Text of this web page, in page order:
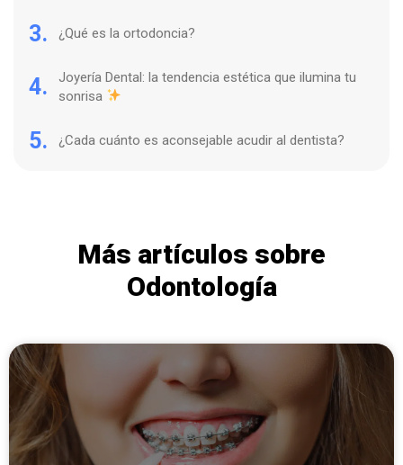
3. ¿Qué es la ortodoncia?
4.
Joyería Dental: la tendencia estética que ilumina tu
sonrisa
5. ¿Cada cuánto es aconsejable acudir al dentista?
Más artículos sobre
Odontología